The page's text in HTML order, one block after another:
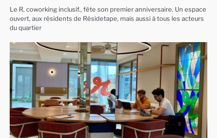
Le R, coworking inclusif., fête son premier anniversaire. Un espace
ouvert, aux résidents de Résidetape, mais aussi à tous les acteurs
du quartier